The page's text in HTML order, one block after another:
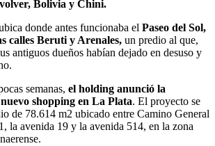
Bolivia y Chini.
donde antes funcionaba el Paseo del Sol,
calles Beruti y Arenales, un predio al que,
antiguos dueños habían dejado en desuso y
semanas, el holding anunció la
shopping en La Plata. El proyecto se
de 78.614 m2 ubicado entre Camino General
la avenida 19 y la avenida 514, en la zona